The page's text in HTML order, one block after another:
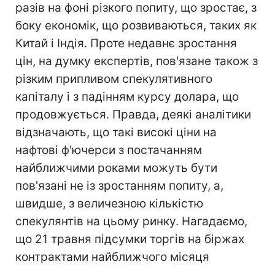
разів на фоні різкого попиту, що зростає, з
боку економік, що розвиваються, таких як
Китай і Індія. Проте недавнє зростання
цін, на думку експертів, пов'язане також з
різким припливом спекулятивного
капіталу і з падінням курсу долара, що
продовжується. Правда, деякі аналітики
відзначають, що такі високі ціни на
нафтові ф'ючерси з постачанням
найближчими роками можуть бути
пов'язані не із зростанням попиту, а,
швидше, з величезною кількістю
спекулянтів на цьому ринку. Нагадаємо,
що 21 травня підсумки торгів на біржах
контрактами найближчого місяця